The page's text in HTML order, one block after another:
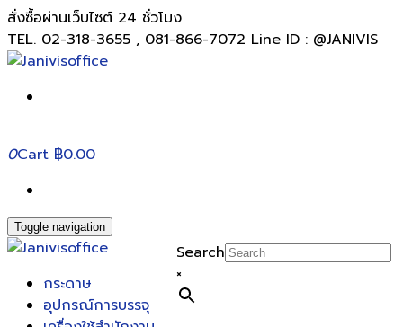
สั่งซื้อผ่านเว็บไซต์ 24 ชั่วโมง
TEL. 02-318-3655 , 081-866-7072 Line ID : @JANIVIS
0Cart ฿0.00
Toggle navigation
Search
×
กระดาษ
อุปกรณ์การบรรจุ